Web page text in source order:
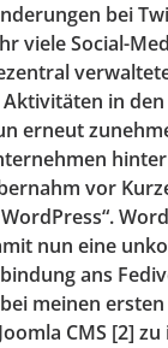
bei
viele Social-
in
erneut
hinter
vor
nun eine
ans
meinen
CMS [2]